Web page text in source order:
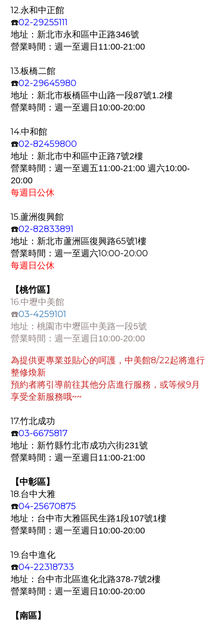
12.永和中正館
☎️02-29255111
地址： 新北市永和區中正路346號
營業時間：週一至週日 11:00-21:00
13.板橋二館
☎️02-29645980
地址： 新北市板橋區中山路一段87號1.2樓
營業時間：週一至週日 10:00-20:00
14.中和館
☎️02-82459800
地址： 新北市中和區中正路7號2樓
營業時間：週一至週五11:00-21:00 週六10:00-
20:00
每週日公休
15.蘆洲復興館
☎️02-82833891
地址： 新北市蘆洲區復興路65號1樓
營業時間：週一至週六10:00-20:00
每週日公休
【桃竹區】
16.中壢中美館
☎️03-4259101
地址： 桃園市中壢區中美路一段5號
營業時間：週一至週日 10:00-20:00
為提供更專業並貼心的呵護，中美館8/22起將進行
整修煥新
預約者將引導前往其他分店進行服務，或等候9月
享受全新服務哦~~
17.竹北成功
☎️03-6675817
地址： 新竹縣竹北市成功六街231號
營業時間：週一至週日 11:00-21:00
【中彰區】
18.台中大雅
☎️04-25670875
地址： 台中市大雅區民生路1段107號1樓
營業時間：週一至週日 10:00-20:00
19.台中進化
☎️04-22318733
地址： 台中市北區進化北路378-7號2樓
營業時間：週一至週日 10:00-20:00
【南區】